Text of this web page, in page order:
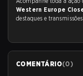
Western Europe
destaques e
COMENTÁRIO(0)